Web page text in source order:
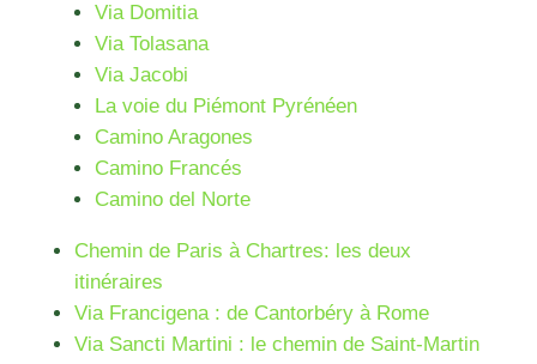
Via Domitia
Via Tolasana
Via Jacobi
La voie du Piémont Pyrénéen
Camino Aragones
Camino Francés
Camino del Norte
Chemin de Paris à Chartres: les deux
itinéraires
Via Francigena : de Cantorbéry à Rome
Via Sancti Martini : le chemin de Saint-Martin